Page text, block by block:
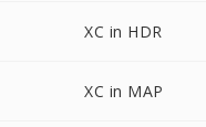
XC in HDR
XC in MAP